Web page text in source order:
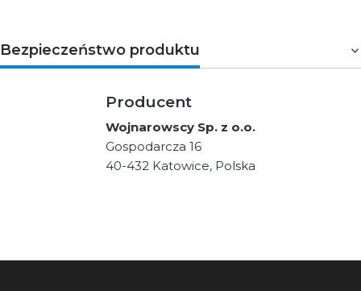
Bezpieczeństwo produktu
Producent
Wojnarowscy Sp. z o.o.
Gospodarcza 16
40-432 Katowice, Polska